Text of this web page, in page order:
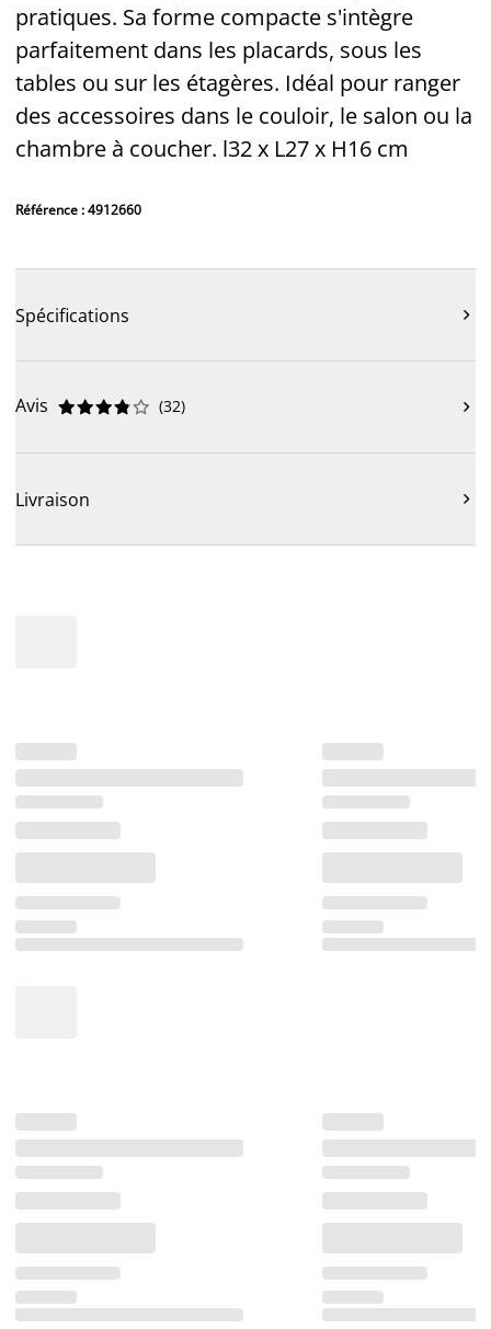
pratiques. Sa forme compacte s'intègre
parfaitement dans les placards, sous les
tables ou sur les étagères. Idéal pour ranger
des accessoires dans le couloir, le salon ou la
chambre à coucher. l32 x L27 x H16 cm
Référence : 4912660
Spécifications 
Avis 




 (32) 
Livraison 